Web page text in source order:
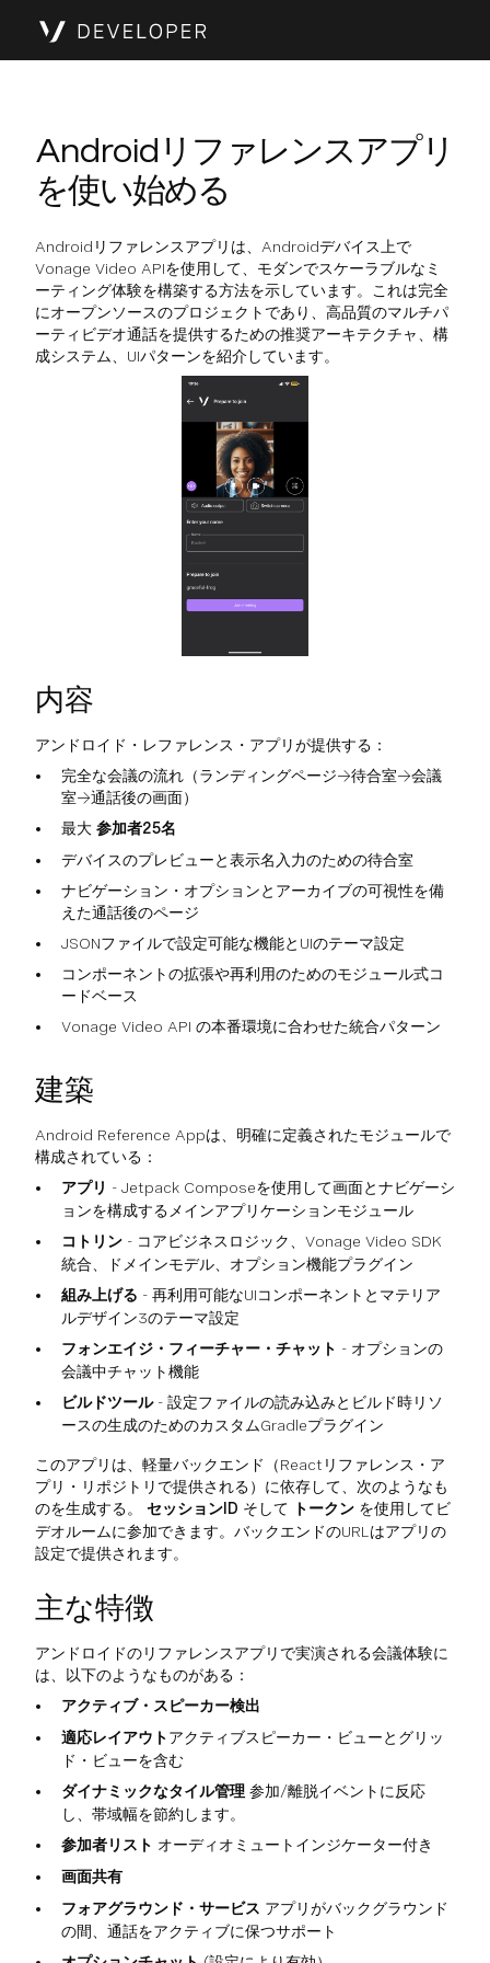
Androidリファレンスアプリ
を使い始める
Androidリファレンスアプリは、Androidデバイス上で
Vonage Video APIを使用して、モダンでスケーラブルなミ
ーティング体験を構築する方法を示しています。これは完全
にオープンソースのプロジェクトであり、高品質のマルチパ
ーティビデオ通話を提供するための推奨アーキテクチャ、構
成システム、UIパターンを紹介しています。
内容
アンドロイド・レファレンス・アプリが提供する：
完全な会議の流れ（ランディングページ→待合室→会議
室→通話後の画面）
最大 参加者25名
デバイスのプレビューと表示名入力のための待合室
ナビゲーション・オプションとアーカイブの可視性を備
えた通話後のページ
JSONファイルで設定可能な機能とUIのテーマ設定
コンポーネントの拡張や再利用のためのモジュール式コ
ードベース
Vonage Video API の本番環境に合わせた統合パターン
建築
Android Reference Appは、明確に定義されたモジュールで
構成されている：
アプリ - Jetpack Composeを使用して画面とナビゲーシ
ョンを構成するメインアプリケーションモジュール
コトリン - コアビジネスロジック、Vonage Video SDK
統合、ドメインモデル、オプション機能プラグイン
組み上げる - 再利用可能なUIコンポーネントとマテリア
ルデザイン3のテーマ設定
フォンエイジ・フィーチャー・チャット - オプションの
会議中チャット機能
ビルドツール- 設定ファイルの読み込みとビルド時リソ
ースの生成のためのカスタムGradleプラグイン
このアプリは、軽量バックエンド（Reactリファレンス・ア
プリ・リポジトリで提供される）に依存して、次のようなも
のを生成する。 セッションID そして トークン を使用してビ
デオルームに参加できます。バックエンドのURLはアプリの
設定で提供されます。
主な特徴
アンドロイドのリファレンスアプリで実演される会議体験に
は、以下のようなものがある：
アクティブ・スピーカー検出
適応レイアウトアクティブスピーカー・ビューとグリッ
ド・ビューを含む
ダイナミックなタイル管理 参加/離脱イベントに反応
し、帯域幅を節約します。
参加者リスト オーディオミュートインジケーター付き
画面共有
フォアグラウンド・サービス アプリがバックグラウンド
の間、通話をアクティブに保つサポート